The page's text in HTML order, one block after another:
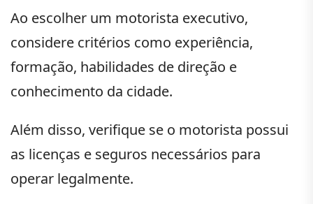
Ao escolher um motorista executivo,
considere critérios como experiência,
formação, habilidades de direção e
conhecimento da cidade.
Além disso, verifique se o motorista possui
as licenças e seguros necessários para
operar legalmente.